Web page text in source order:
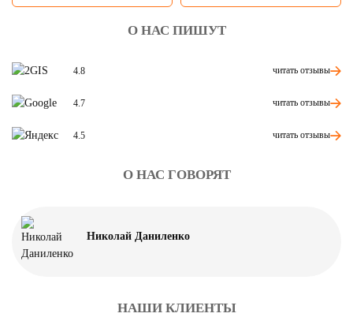
О НАС ПИШУТ
4.8 читать отзывы
4.7 читать отзывы
4.5 читать отзывы
О НАС ГОВОРЯТ
Николай Даниленко
НАШИ КЛИЕНТЫ